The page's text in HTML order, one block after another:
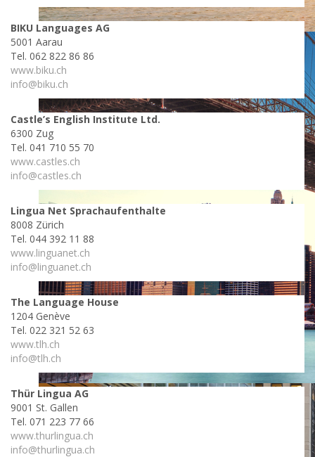
BIKU Languages AG
5001 Aarau
Tel. 062 822 86 86
www.biku.ch
info@biku.ch
Castle’s English Institute Ltd.
6300 Zug
Tel. 041 710 55 70
www.castles.ch
info@castles.ch
Lingua Net Sprachaufenthalte
8008 Zürich
Tel. 044 392 11 88
www.linguanet.ch
info@linguanet.ch
The Language House
1204 Genève
Tel. 022 321 52 63
www.tlh.ch
info@tlh.ch
Thür Lingua AG
9001 St. Gallen
Tel. 071 223 77 66
www.thurlingua.ch
info@thurlingua.ch